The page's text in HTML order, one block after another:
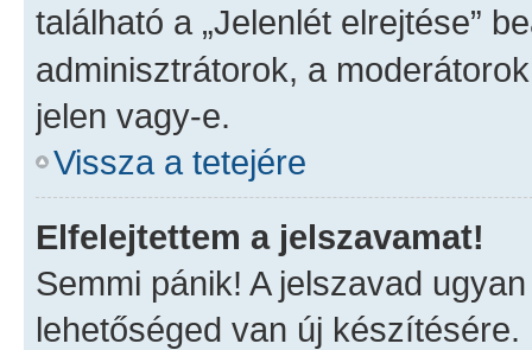
található a „Jelenlét elrejtése”
adminisztrátorok, a
jelen vagy-e.
Vissza a tetejére
Elfelejtettem a jelszavamat!
Semmi pánik! A jelszavad
lehetőséged van új